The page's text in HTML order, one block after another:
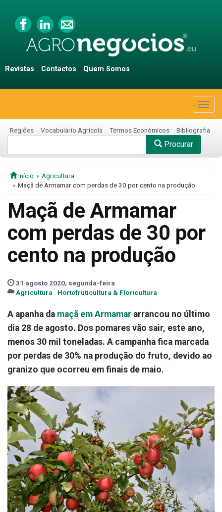
Revistas Contactos Quem Somos
Regiões Vocabulário Agrícola Termos Económicos Bibliografia
Procurar
início
Agricultura
Maçã de Armamar com perdas de 30 por cento na produção
Maçã de Armamar
com perdas de 30 por
cento na produção
31 agosto 2020, segunda-feira
Agricultura
Hortofruticultura & Floricultura
A apanha da maçã em Armamar arrancou no último
dia 28 de agosto. Dos pomares vão sair, este ano,
menos 30 mil toneladas. A campanha fica marcada
por perdas de 30% na produção do fruto, devido ao
granizo que ocorreu em finais de maio.